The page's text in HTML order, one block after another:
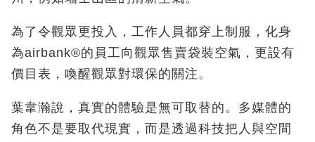
為了令觀眾更投入，工作人員都穿上制服，化身
為airbank®的員工向觀眾售賣袋裝空氣，更設有
價目表，喚醒觀眾對環保的關注。
葉韋瀚說，真實的體驗是無可取替的。多媒體的
角色不是要取代現實，而是透過科技把人與空間